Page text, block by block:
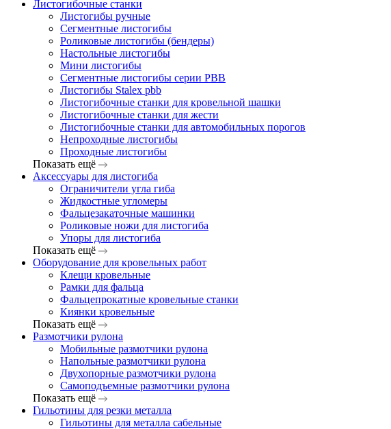
Листогибочные станки
Листогибы ручные
Сегментные листогибы
Роликовые листогибы (бендеры)
Настольные листогибы
Мини листогибы
Сегментные листогибы серии PBB
Листогибы Stalex pbb
Листогибочные станки для кровельной шашки
Листогибочные станки для жести
Листогибочные станки для автомобильных порогов
Непроходные листогибы
Проходные листогибы
Показать ещё
Аксессуары для листогиба
Ограничители угла гиба
Жидкостные угломеры
Фальцезакаточные машинки
Роликовые ножи для листогиба
Упоры для листогиба
Показать ещё
Оборудование для кровельных работ
Клещи кровельные
Рамки для фальца
Фальцепрокатные кровельные станки
Киянки кровельные
Показать ещё
Размотчики рулона
Мобильные размотчики рулона
Напольные размотчики рулона
Двухопорные размотчики рулона
Самоподъемные размотчики рулона
Показать ещё
Гильотины для резки металла
Гильотины для металла сабельные